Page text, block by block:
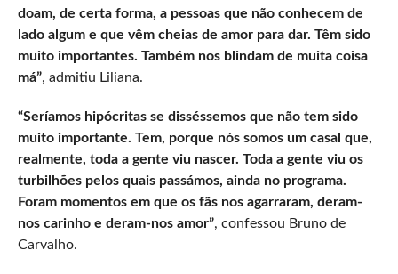
doam, de certa forma, a pessoas que não conhecem de
lado algum e que vêm cheias de amor para dar. Têm sido
muito importantes. Também nos blindam de muita coisa
má”, admitiu Liliana.
“Seríamos hipócritas se disséssemos que não tem sido
muito importante. Tem, porque nós somos um casal que,
realmente, toda a gente viu nascer. Toda a gente viu os
turbilhões pelos quais passámos, ainda no programa.
Foram momentos em que os fãs nos agarraram, deram-
nos carinho e deram-nos amor”, confessou Bruno de
Carvalho.